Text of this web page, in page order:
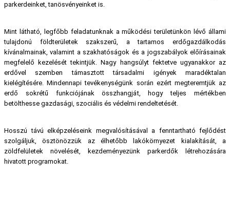
parkerdeinket, tanösvényeinket is.
Mint látható, legfőbb feladatunknak a működési területünkön lévő állami
tulajdonú földterületek szakszerű, a tartamos erdőgazdálkodás
kívánalmainak, valamint a szakhatóságok és a jogszabályok előírásainak
megfelelő kezelését tekintjük. Nagy hangsúlyt fektetve ugyanakkor az
erdővel szemben támasztott társadalmi igények maradéktalan
kielégítésére. Mindennapi tevékenységünk során ezért megteremtjük az
erdő sokrétű funkciójának összhangját, hogy teljes mértékben
betölthesse gazdasági, szociális és védelmi rendeltetését.
Hosszú távú elképzeléseink megvalósításával a fenntartható fejlődést
szolgáljuk, ösztönözzük az élhetőbb lakókörnyezet kialakítását, a
zöldfelületek növelését, kezdeményezünk parkerdők létrehozására
hivatott programokat.